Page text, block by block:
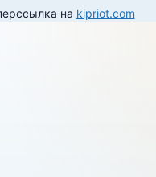
на kipriot.com